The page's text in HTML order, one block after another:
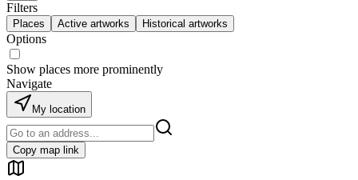
Filters
Places Active artworks Historical artworks
Options
Show places more prominently
Navigate
My location
Copy map link